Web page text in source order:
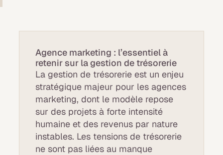
Agence marketing : l’essentiel à
retenir sur la gestion de trésorerie
La gestion de trésorerie est un enjeu
stratégique majeur pour les agences
marketing, dont le modèle repose
sur des projets à forte intensité
humaine et des revenus par nature
instables. Les tensions de trésorerie
ne sont pas liées au manque